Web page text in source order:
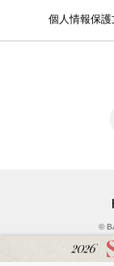
個人情報保護
©